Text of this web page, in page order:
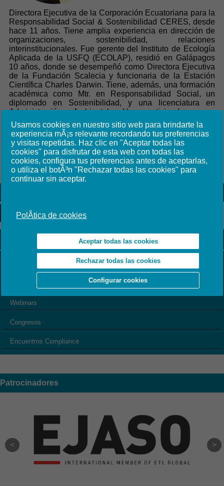
Usamos cookies en nuestro sitio web para brindarte la
experiencia mÃ¡s relevante recordando tus preferencias
y visitas repetidas. Haz clic en "Aceptar todas las
cookies" para disfrutar de esta web con todas las
cookies, configura tus preferencias antes de aceptarlas,
o utiliza el botÃ³n "Rechazar todas las cookies" para
continuar sin aceptar.
PolÃ­tica de cookies
Aceptar todas las cookies
Rechazar todas las cookies
Configurar cookies
Directora Ejecutiva de la Corporación Ecuatoriana para la
Responsabilidad Social & Sostenibilidad CERES, desde
hace 11 años. Tiene amplia experiencia en dirección de
organizaciones, sostenibilidad, relaciones
interinstitucionales. Fue gerente del Instituto de Ecología
Aplicada de la USFQ (ECOLAP), residió en Galápagos
10 años, donde se desempeñó como Directora Ejecutiva
de la Fundación Scalecia y funcionaria de la Estación
Científica Charles Darwin. Tiene, además, una formación
académica como Mtr. en Responsabilidad Social, un
diplomado en Sostenibilidad, y una licenciatura en
Administración Ambiental. Ha participado como
conferencista, ponente y capacitadora en diversos
eventos nacionales e internacionales. Ha sido
Vicepresidenta del Consejo Metropolitano de
Responsabilidad Social del Municipio de Quito.En la
actualidad es Miembro del Consejo Consultivo de la
sociedad Civil del Bid Ecuador y Presidenta del Consejo
Consultivo de Alliance for Integrity Ecuador.
ASÓCIATE
Webinars
Congresos
Encuentros Compliance
Patrocinadores